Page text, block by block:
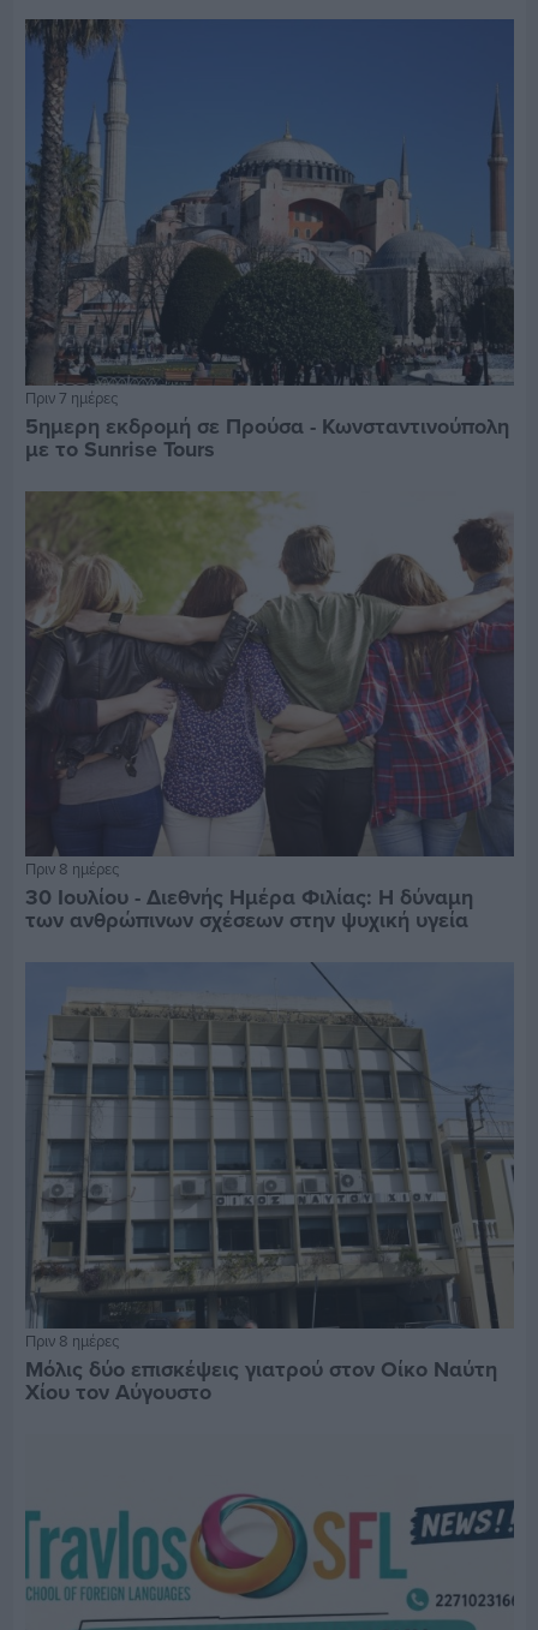
Πριν 7 ημέρες
5ημερη εκδρομή σε Προύσα - Κωνσταντινούπολη
με το Sunrise Tours
Πριν 8 ημέρες
30 Ιουλίου - Διεθνής Ημέρα Φιλίας: Η δύναμη
των ανθρώπινων σχέσεων στην ψυχική υγεία
Πριν 8 ημέρες
Μόλις δύο επισκέψεις γιατρού στον Οίκο Ναύτη
Χίου τον Αύγουστο